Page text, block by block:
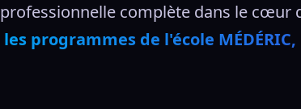
professionnelle complète dans le cœur
les programmes de l'école